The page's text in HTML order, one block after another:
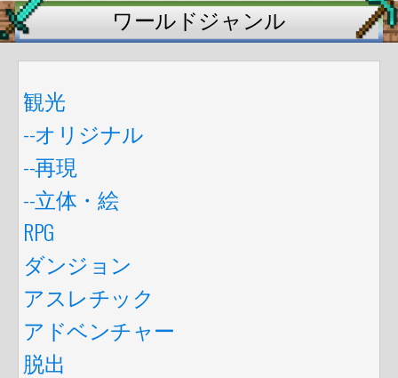
ワールドジャンル
観光
--オリジナル
--再現
--立体・絵
RPG
ダンジョン
アスレチック
アドベンチャー
脱出